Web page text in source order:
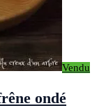
Vendu
ondé